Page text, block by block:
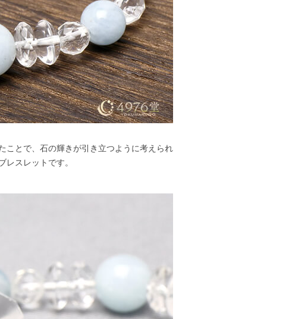
ことで、石の輝きが引き立つように考えられ
スレットです。